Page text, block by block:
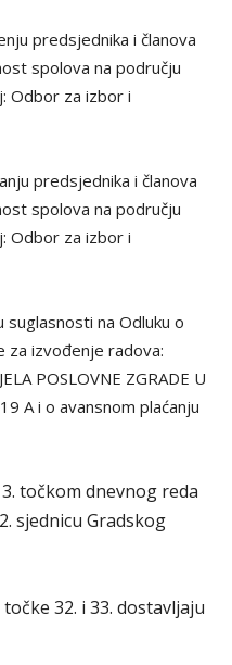
predsjednika i članova
spolova na području
Odbor za izbor i
predsjednika i članova
spolova na području
Odbor za izbor i
suglasnosti na Odluku o
za izvođenje radova:
POSLOVNE ZGRADE U
A i o avansnom plaćanju
točkom dnevnog reda
sjednicu Gradskog
32. i 33. dostavljaju